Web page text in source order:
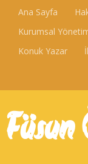
Ana Sayfa
Kurumsal
Konuk Yazar
Füsun